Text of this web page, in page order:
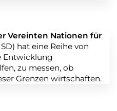
Vereinten Nationen für
hat eine Reihe von
Entwicklung
zu messen, ob
Grenzen wirtschaften.